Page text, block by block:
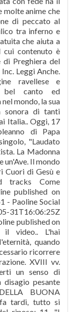
molte anime che
di peccato al
tra inferno e
che aiuta a
cui contenuto è
Preghiera del
Leggi Anche.
ravellese e
bel canto ed
mondo, la sua
sonora di tanti
Italia.. Oggi, 17
di Papa
"Laudato
La Madonna
un'Ave. Il mondo
Cuori di Gesù e
tracks Come
published on
- Paoline Social
31T16:06:25Z
published on
il video.. L'hai
quando
ricorrere
XVIII vv.
un senso di
disagio pesante
BUONA
tardi, tutto si